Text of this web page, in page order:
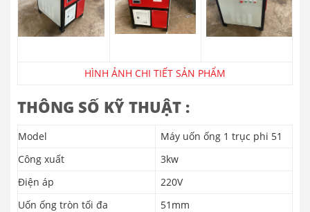
HÌNH ẢNH CHI TIẾT SẢN PHẨM
THÔNG SỐ KỸ THUẬT :
Model
Máy uốn ống 1 trục phi 51
Công xuất
3kw
Điện áp
220V
Uốn ống tròn tối đa
51mm